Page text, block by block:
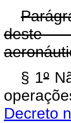
deste
§ 1º
Decreto